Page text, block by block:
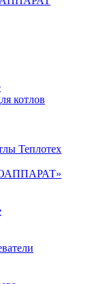
котлов
Теплотех